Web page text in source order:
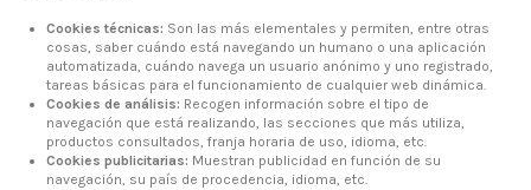
Cookies técnicas: Son las más elementales y permiten, entre otras
cosas, saber cuándo está navegando un humano o una aplicación
automatizada, cuándo navega un usuario anónimo y uno registrado,
tareas básicas para el funcionamiento de cualquier web dinámica.
Cookies de análisis: Recogen información sobre el tipo de
navegación que está realizando, las secciones que más utiliza,
productos consultados, franja horaria de uso, idioma, etc.
Cookies publicitarias: Muestran publicidad en función de su
navegación, su país de procedencia, idioma, etc.